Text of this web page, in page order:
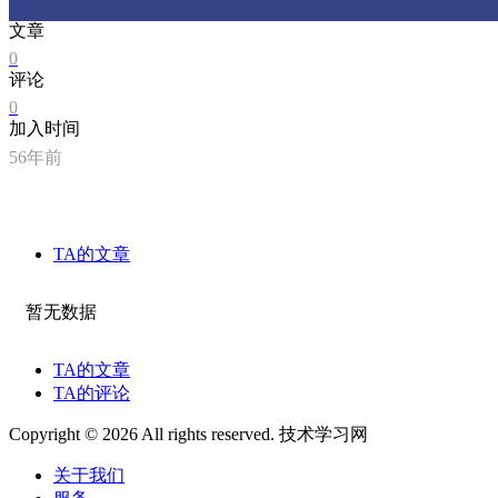
文章
0
评论
0
加入时间
56年前
TA的文章
暂无数据
TA的文章
TA的评论
Copyright © 2026 All rights reserved. 技术学习网
关于我们